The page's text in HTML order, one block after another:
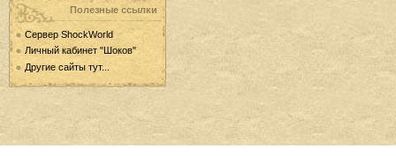
Полезные ссылки
Сервер ShockWorld
Личный кабинет "Шоков"
Другие сайты тут...